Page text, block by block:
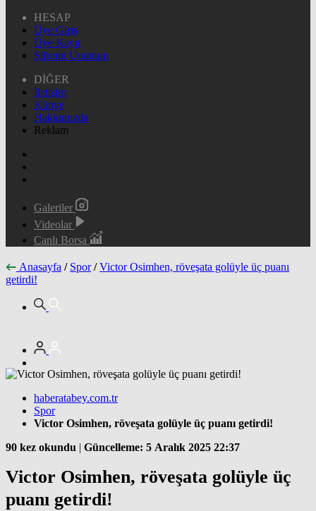
HESAP
Üye Giriş
Üye Kayıt
Şifremi Unuttum
DİĞER
İletişim
Künye
Hakkımızda
Reklam
Galeriler
Videolar
Canlı Borsa
Anasayfa / Spor / Victor Osimhen, röveşata golüyle üç puanı
getirdi!
haberatabey.com.tr
Spor
Victor Osimhen, röveşata golüyle üç puanı getirdi!
90 kez okundu | Güncelleme: 5 Aralık 2025 22:37
Victor Osimhen, röveşata golüyle üç
puanı getirdi!